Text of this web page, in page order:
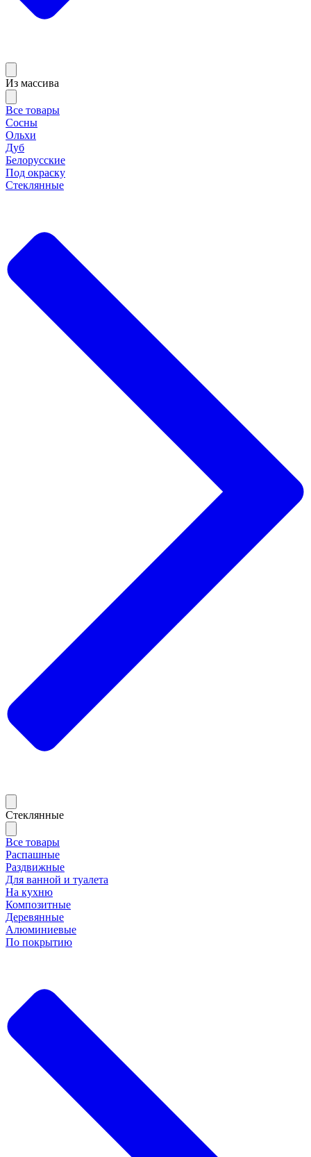
Из массива
Все товары
Сосны
Ольхи
Дуб
Белорусские
Под окраску
Стеклянные
Стеклянные
Все товары
Распашные
Раздвижные
Для ванной и туалета
На кухню
Композитные
Деревянные
Алюминиевые
По покрытию